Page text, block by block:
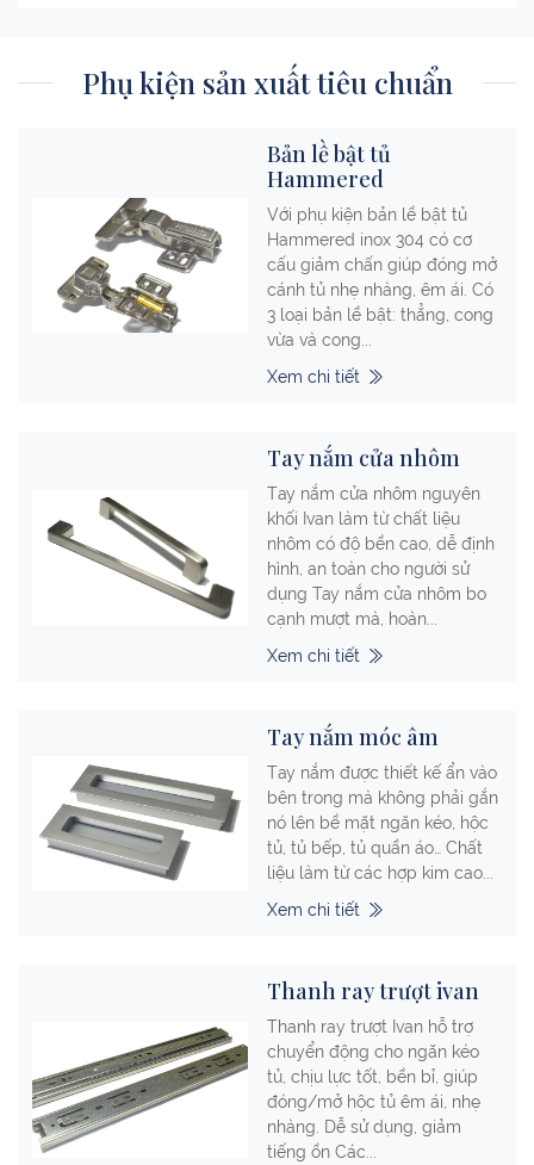
Phụ kiện sản xuất tiêu chuẩn
Bản lề bật tủ
Hammered
Với phụ kiện bản lề bật tủ
Hammered inox 304 có cơ
cấu giảm chấn giúp đóng mở
cánh tủ nhẹ nhàng, êm ái. Có
3 loại bản lề bật: thẳng, cong
vừa và cong...
Xem chi tiết
Tay nắm cửa nhôm
Tay nắm cửa nhôm nguyên
khối Ivan làm từ chất liệu
nhôm có độ bền cao, dễ định
hình, an toàn cho người sử
dụng Tay nắm cửa nhôm bo
cạnh mượt mà, hoàn...
Xem chi tiết
Tay nắm móc âm
Tay nắm được thiết kế ẩn vào
bên trong mà không phải gắn
nó lên bề mặt ngăn kéo, hộc
tủ, tủ bếp, tủ quần áo… Chất
liệu làm từ các hợp kim cao...
Xem chi tiết
Thanh ray trượt ivan
Thanh ray trượt Ivan hỗ trợ
chuyển động cho ngăn kéo
tủ, chịu lực tốt, bền bỉ, giúp
đóng/mở hộc tủ êm ái, nhẹ
nhàng. Dễ sử dụng, giảm
tiếng ồn Các...